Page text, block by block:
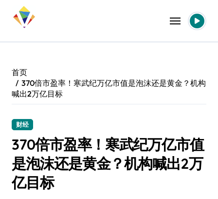
首页
370倍市盈率！寒武纪万亿市值是泡沫还是黄金？机构
喊出2万亿目标
财经
370倍市盈率！寒武纪万亿市值
是泡沫还是黄金？机构喊出2万
亿目标